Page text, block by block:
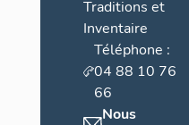
Traditions et
Inventaire
Téléphone :
04 88 10 76
66
Nous